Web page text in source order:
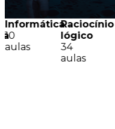
Informática
10
aulas
Raciocínio
lógico
34
aulas